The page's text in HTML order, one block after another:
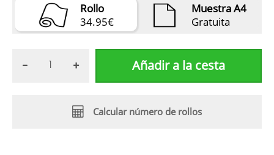
Rollo
34.95€
Muestra A4
Gratuita
Añadir a la cesta
Calcular número de rollos